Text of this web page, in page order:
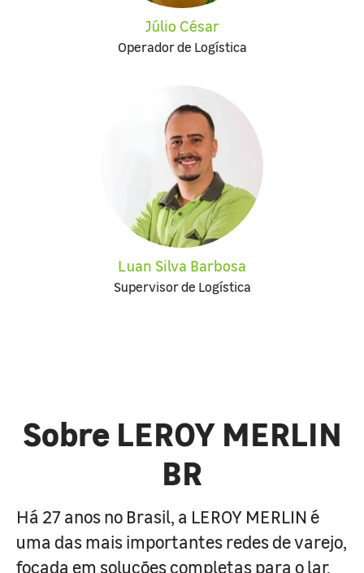
Júlio César
Operador de Logística
Luan Silva Barbosa
Supervisor de Logística
Sobre LEROY MERLIN
BR
Há 27 anos no Brasil, a LEROY MERLIN é
uma das mais importantes redes de varejo,
focada em soluções completas para o lar.